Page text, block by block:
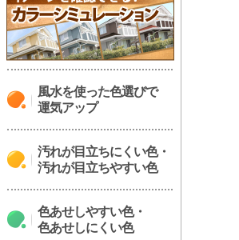
風水を使った色選びで
運気アップ
汚れが目立ちにくい色・
汚れが目立ちやすい色
色あせしやすい色・
色あせしにくい色